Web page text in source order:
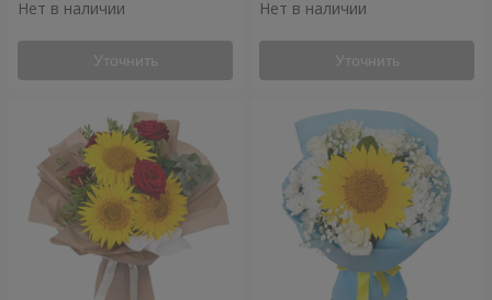
Нет в наличии
Уточнить
Нет в наличии
Уточнить